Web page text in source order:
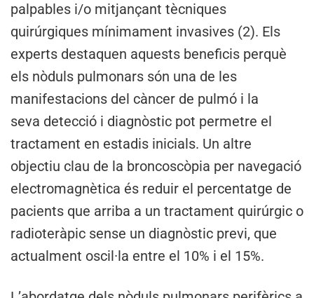
palpables i/o mitjançant tècniques
quirúrgiques mínimament invasives (2). Els
experts destaquen aquests beneficis perquè
els nòduls pulmonars són una de les
manifestacions del càncer de pulmó i la
seva detecció i diagnòstic pot permetre el
tractament en estadis inicials. Un altre
objectiu clau de la broncoscòpia per navegació
electromagnètica és reduir el percentatge de
pacients que arriba a un tractament quirúrgic o
radioteràpic sense un diagnòstic previ, que
actualment oscil·la entre el 10% i el 15%.